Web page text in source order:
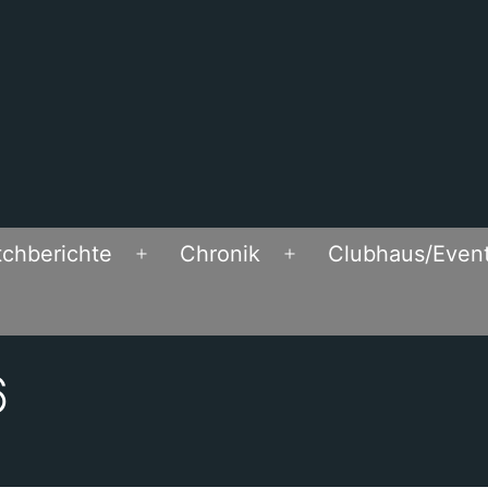
Open
Chronik
Open
Clubhaus/